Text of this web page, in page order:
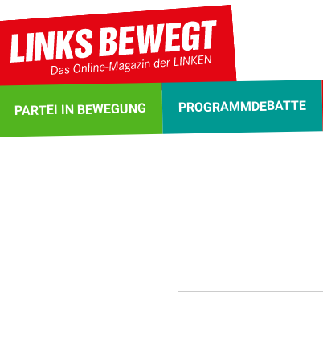
PARTEI IN BEWEGUNG PROGRAMMDEBATTE